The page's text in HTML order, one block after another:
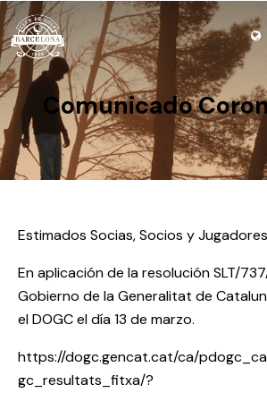
Comunicado
Estimados Socias, Socios y
En aplicación de la resolución SLT/
Gobierno de la Generalitat de
el DOGC el día 13 de marzo.
https://dogc.gencat.cat/ca/
gc_resultats_fitxa/?